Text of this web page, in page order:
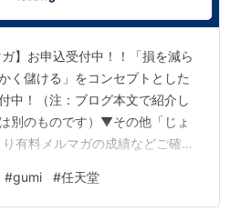
お申込受付中！！「損を減ら
く儲ける」をコンセプトとした
中！（注：ブログ本文で紹介し
別のものです）▼その他「じょ
有料メルマガの成績などご確認
１ヶ月当たり４，３
チャンスはいくらでもありま
#gumi #任天堂